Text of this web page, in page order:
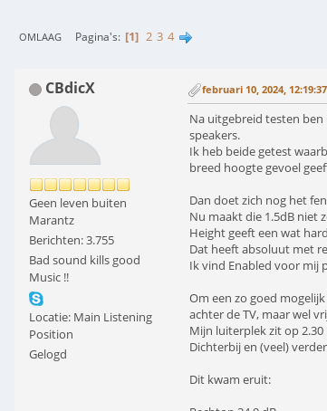
OMLAAG Pagina's 1 2 3 4
CBdicX
Geen leven buiten
Marantz
Berichten: 3.755
Bad sound kills good
Music !!
Locatie: Main Listening
Position
Gelogd
februari 10, 2024, 12:19:37
Na uitgebreid testen
speakers.
Ik heb beide getest
breed hoogte gevoel
Dan doet zich nog het
Nu maakt die 1.5dB niet
Height geeft een wat
Dat heeft absoluut met
Ik vind Enabled voor mij
Om een zo goed
achter de TV, maar wel
Mijn luiterplek zit op
Dichterbij en (veel)
Dit kwam eruit: